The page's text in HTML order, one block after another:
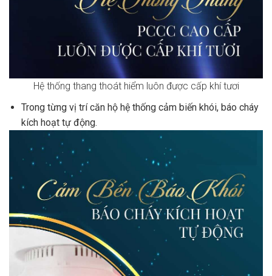
Hệ thống thang thoát hiểm luôn được cấp khí tươi
Trong từng vị trí căn hộ hệ thống cảm biến khói, báo cháy
kích hoạt tự động.